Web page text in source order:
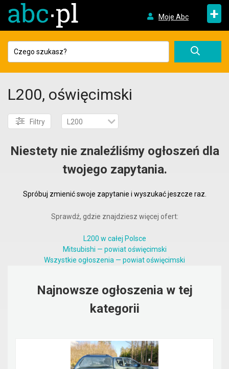
Moje Abc +
L200, oświęcimski
Filtry L200
Niestety nie znaleźliśmy ogłoszeń dla
twojego zapytania.
Spróbuj zmienić swoje zapytanie i wyszukać jeszcze raz.
Sprawdź, gdzie znajdziesz więcej ofert:
L200 w całej Polsce
Mitsubishi — powiat oświęcimski
Wszystkie ogłoszenia — powiat oświęcimski
Najnowsze ogłoszenia w tej
kategorii